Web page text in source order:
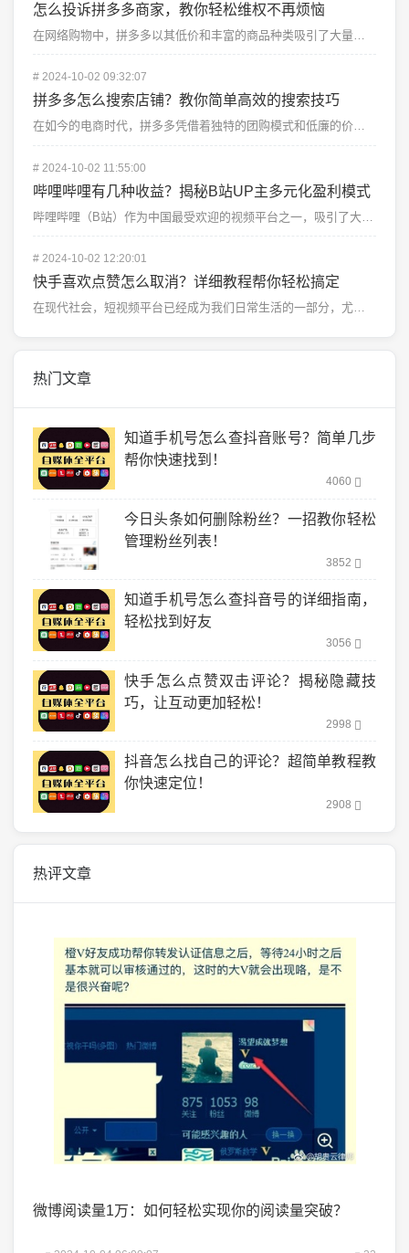
怎么投诉拼多多商家，教你轻松维权不再烦恼
# 2024-10-02 09:32:07
拼多多怎么搜索店铺？教你简单高效的搜索技巧
在如今的电商时代，拼多多凭借着独特的团购模式和低廉的价格，迅速吸引了众多用户的目光。许多人每天都会使...
# 2024-10-02 11:55:00
哔哩哔哩有几种收益？揭秘B站UP主多元化盈利模式
哔哩哔哩（B站）作为中国最受欢迎的视频平台之一，吸引了大量热爱二次元文化、游戏、影视、动画等年轻用户...
# 2024-10-02 12:20:01
快手喜欢点赞怎么取消？详细教程帮你轻松搞定
在现代社会，短视频平台已经成为我们日常生活的一部分，尤其是像快手这样的热门应用。用户在快手上观看、点...
热门文章
知道手机号怎么查抖音账号？简单几步
帮你快速找到！
4060
今日头条如何删除粉丝？一招教你轻松
管理粉丝列表！
3852
知道手机号怎么查抖音号的详细指南，
轻松找到好友
3056
快手怎么点赞双击评论？揭秘隐藏技
巧，让互动更加轻松！
2998
抖音怎么找自己的评论？超简单教程教
你快速定位！
2908
热评文章
微博阅读量1万：如何轻松实现你的阅读量突破？